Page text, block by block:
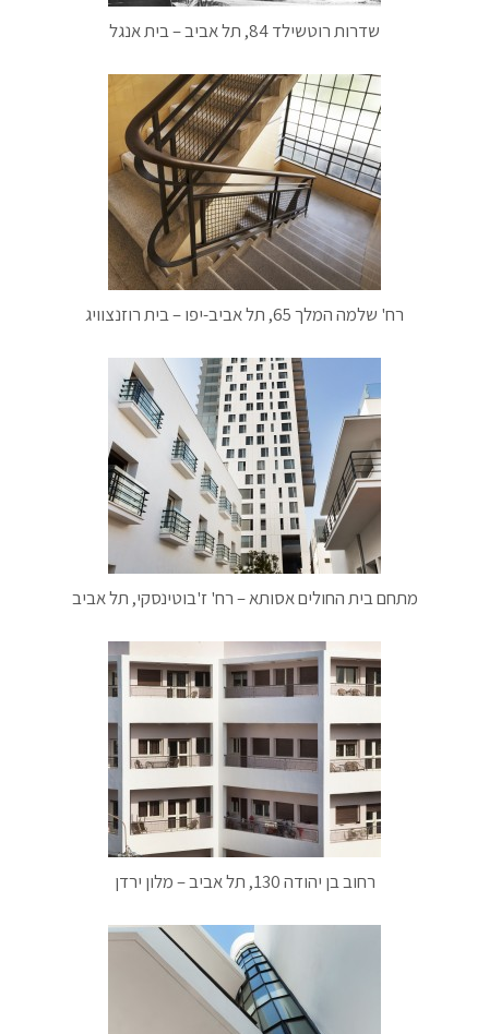
שדרות רוטשילד 84, תל אביב – בית אנגל
רח' שלמה המלך 65, תל אביב-יפו – בית רוזנצוויג
מתחם בית החולים אסותא – רח' ז'בוטינסקי, תל אביב
רחוב בן יהודה 130, תל אביב – מלון ירדן